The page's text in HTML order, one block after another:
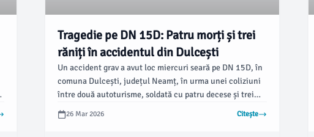
Tragedie pe DN 15D: Patru morți și trei
răniți în accidentul din Dulcești
Un accident grav a avut loc miercuri seară pe DN 15D, în
comuna Dulcești, județul Neamț, în urma unei coliziuni
între două autoturisme, soldată cu patru decese și trei
răniți. Potrivit newsbv.ro, în una dintre mașini se afla un
bebeluș, iar după impact, un vehicul a luat foc.
26 Mar 2026 Citește